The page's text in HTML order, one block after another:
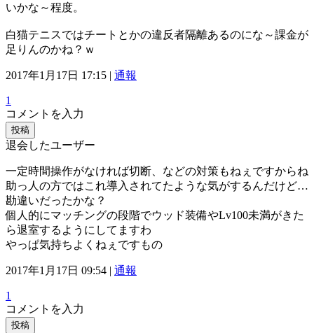
いかな～程度。
白猫テニスではチートとかの違反者隔離あるのにな～課金が
足りんのかね？ｗ
2017年1月17日 17:15 | 通報
1
コメントを入力
投稿
退会したユーザー
一定時間操作がなければ切断、などの対策もねぇですからね
助っ人の方ではこれ導入されてたような気がするんだけど…
勘違いだったかな？
個人的にマッチングの段階でウッド装備やLv100未満がきた
ら退室するようにしてますわ
やっぱ気持ちよくねぇですもの
2017年1月17日 09:54 | 通報
1
コメントを入力
投稿